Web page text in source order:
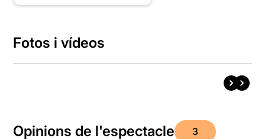
Fotos i vídeos
Opinions de l'espectacle 3